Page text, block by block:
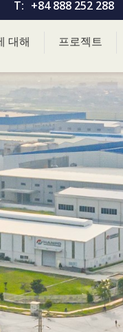
T: +84 888 252 288
대해 프로젝트